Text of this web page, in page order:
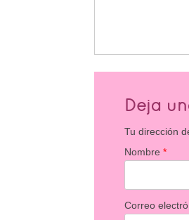
Deja
Tu dirección
Nombre*
Correo